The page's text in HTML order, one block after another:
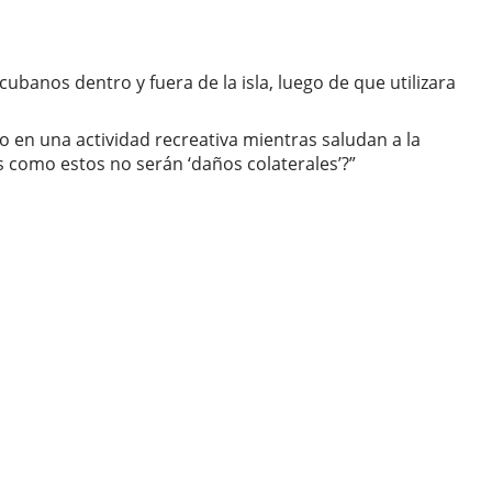
dentro y fuera de la isla, luego de que utilizara
en una actividad recreativa mientras saludan a la
estos no serán ‘daños colaterales’?”